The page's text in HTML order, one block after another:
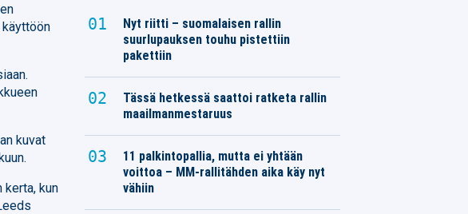
kuvat
kun
Nyt riitti – suomalaisen rallin
suurlupauksen touhu pistettiin
pakettiin
Tässä hetkessä saattoi ratketa rallin
maailmanmestaruus
11 palkintopallia, mutta ei yhtään
voittoa – MM-rallitähden aika käy nyt
vähiin